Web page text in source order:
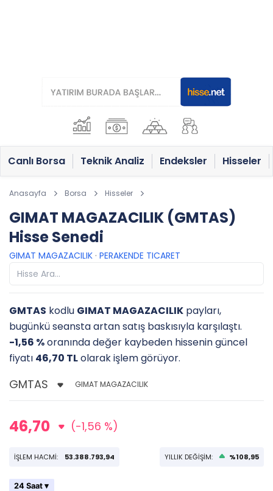
Canlı Borsa Teknik Analiz Endeksler Hisseler
Anasayfa Borsa Hisseler
GIMAT MAGAZACILIK (GMTAS)
Hisse Senedi
GIMAT MAGAZACILIK · PERAKENDE TICARET
GMTAS kodlu GIMAT MAGAZACILIK payları,
bugünkü seansta artan satış baskısıyla karşılaştı.
-1,56 %oranında değer kaybeden hissenin güncel
fiyatı 46,70 TLolarak işlem görüyor.
GIMAT MAGAZACILIK
46,70 (-1,56 %)
İŞLEM HACMİ: 53.388.793,94 YILLIK DEĞİŞİM: %108,95
24 Saat ▾